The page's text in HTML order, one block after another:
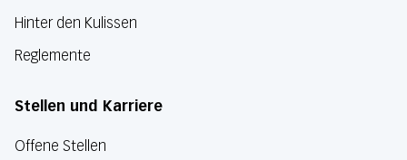
Hinter den Kulissen
Reglemente
Stellen und Karriere
Offene Stellen